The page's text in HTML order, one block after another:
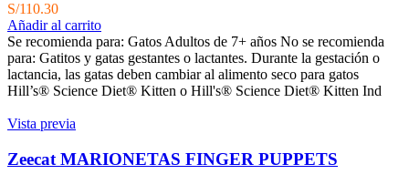
S/110.30
Añadir al carrito
Se recomienda para: Gatos Adultos de 7+ años No se recomienda
para: Gatitos y gatas gestantes o lactantes. Durante la gestación o
lactancia, las gatas deben cambiar al alimento seco para gatos
Hill’s® Science Diet® Kitten o Hill's® Science Diet® Kitten Ind
Vista previa
Zeecat MARIONETAS FINGER PUPPETS